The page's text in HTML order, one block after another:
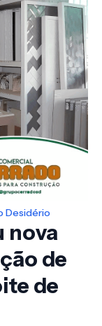
Desidério
nova
de
de